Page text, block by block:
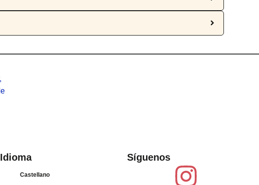
Idioma
Castellano
Síguenos